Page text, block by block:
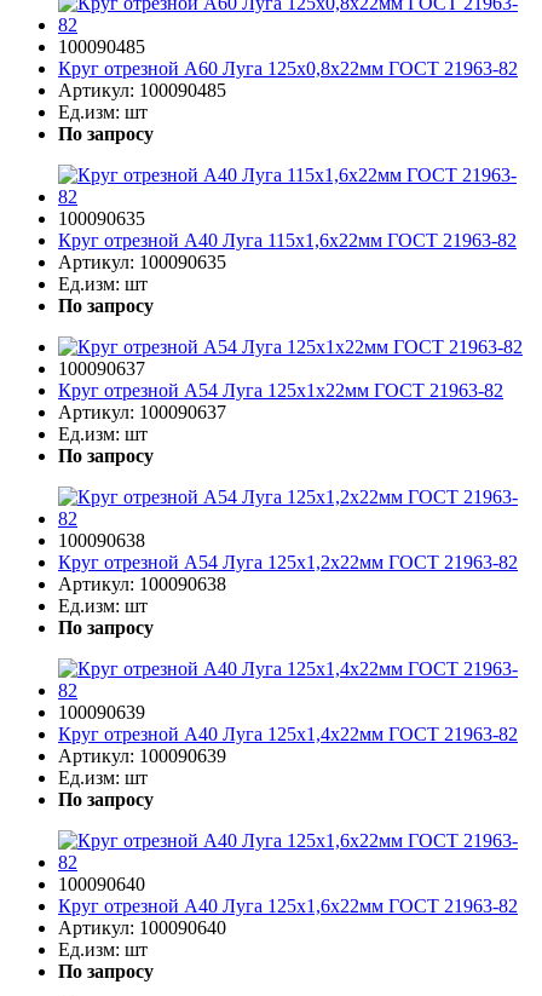
100090485
Круг отрезной A60 Луга 125х0,8х22мм ГОСТ 21963-82
Артикул: 100090485
Ед.изм: шт
По запросу
100090635
Круг отрезной A40 Луга 115х1,6х22мм ГОСТ 21963-82
Артикул: 100090635
Ед.изм: шт
По запросу
100090637
Круг отрезной A54 Луга 125х1х22мм ГОСТ 21963-82
Артикул: 100090637
Ед.изм: шт
По запросу
100090638
Круг отрезной A54 Луга 125х1,2х22мм ГОСТ 21963-82
Артикул: 100090638
Ед.изм: шт
По запросу
100090639
Круг отрезной A40 Луга 125х1,4х22мм ГОСТ 21963-82
Артикул: 100090639
Ед.изм: шт
По запросу
100090640
Круг отрезной A40 Луга 125х1,6х22мм ГОСТ 21963-82
Артикул: 100090640
Ед.изм: шт
По запросу